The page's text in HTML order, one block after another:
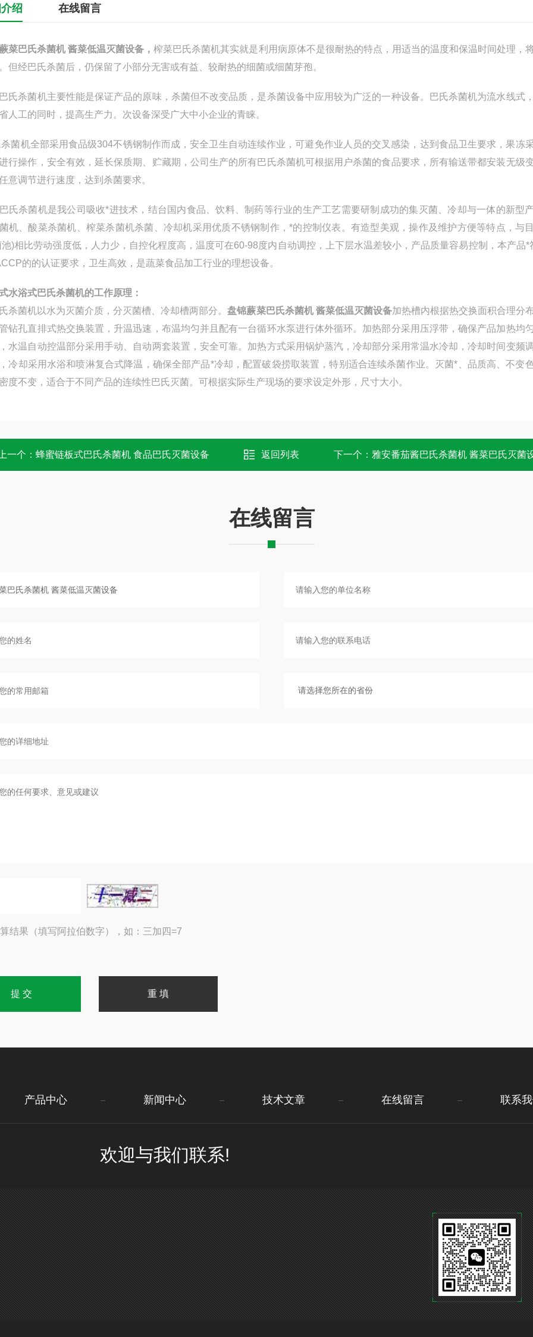
绍 在线留言
菜巴氏杀菌机 酱菜低温灭菌设备 ，榨菜巴氏杀菌机其实就是利用病原体不是很耐热的特点，用适当的温度和保温时间处理，
但经巴氏杀菌后，仍保留了小部分无害或有益、较耐热的细菌或细菌芽孢。
氏杀菌机主要性能是保证产品的原味，杀菌但不改变品质，是杀菌设备中应用较为广泛的一种设备。巴氏杀菌机为流水线式
人工的同时，提高生产力。次设备深受广大中小企业的青睐。
菌机全部采用食品级304不锈钢制作而成，安全卫生自动连续作业，可避免作业人员的交叉感染，达到食品卫生要求，果冻
行操作，安全有效，延长保质期、贮藏期，公司生产的所有巴氏杀菌机可根据用户杀菌的食品要求，所有输送带都安装无级
意调节进行速度，达到杀菌要求。
氏杀菌机是我公司吸收*进技术，结台国内食品、饮料、制药等行业的生产工艺需要研制成功的集灭菌、冷却与一体的新型
机、酸菜杀菌机、榨菜杀菌机杀菌、冷却机采用优质不锈钢制作，*的控制仪表。有造型美观，操作及维护方便等特点，与
池)相比劳动强度低，人力少，自控化程度高，温度可在60-98度内自动调控，上下层水温差较小，产品质量容易控制，本产品*
的的认证要求，卫生高效，是蔬菜食品加工行业的理想设备。
水浴式巴氏杀菌机的工作原理：
菌机以水为灭菌介质，分灭菌槽、冷却槽两部分。盘锦蕨菜巴氏杀菌机 酱菜低温灭菌设备加热槽内根据热交换面积合理分
钻孔直排式热交换装置，升温迅速，布温均匀并且配有一台循环水泵进行体外循环。加热部分采用压浮带，确保产品加热均
水温自动控温部分采用手动、自动两套装置，安全可靠。加热方式采用锅炉蒸汽，冷却部分采用常温水冷却，冷却时间变频
冷却采用水浴和喷淋复合式降温，确保全部产品*冷却，配置破袋捞取装置，特别适合连续杀菌作业。灭菌*、品质高、不变
度不变，适合于不同产品的连续性巴氏灭菌。可根据实际生产现场的要求设定外形，尺寸大小。
一个： 蜂蜜链板式巴氏杀菌机 食品巴氏灭菌设备 返回列表 下一个： 雅安番茄酱巴氏杀菌机 酱菜巴氏灭菌
在线留言
结果（填写阿拉伯数字），如：三加四=7
产品中心 新闻中心 技术文章 在线留言 联系
欢迎与我们联系!